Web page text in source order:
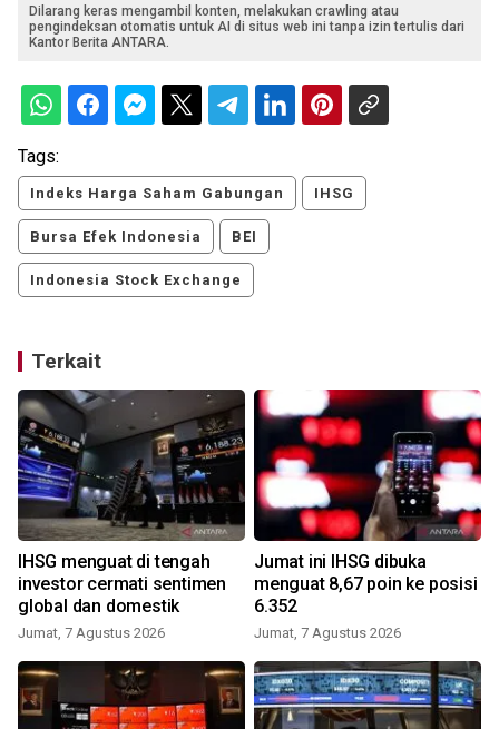
Dilarang keras mengambil konten, melakukan crawling atau
pengindeksan otomatis untuk AI di situs web ini tanpa izin tertulis dari
Kantor Berita ANTARA.
Tags:
Indeks Harga Saham Gabungan IHSG
Bursa Efek Indonesia BEI
Indonesia Stock Exchange
Terkait
IHSG menguat di tengah
investor cermati sentimen
global dan domestik
Jumat, 7 Agustus 2026
Jumat ini IHSG dibuka
menguat 8,67 poin ke posisi
6.352
Jumat, 7 Agustus 2026